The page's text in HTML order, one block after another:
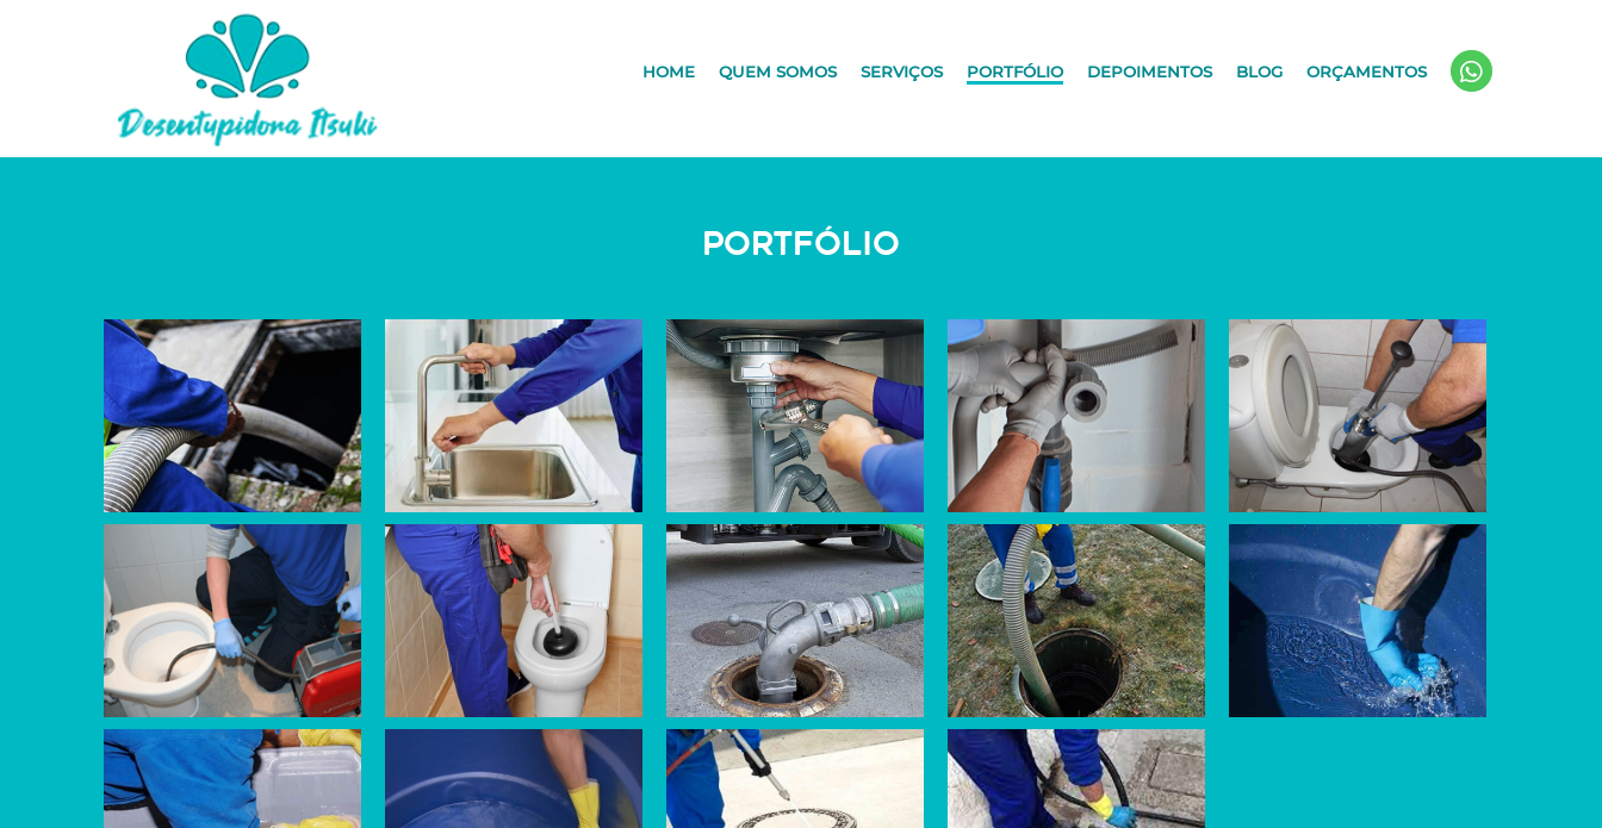
HOME QUEM SOMOS SERVIÇOS PORTFÓLIO DEPOIMENTOS BLOG ORÇAMENTOS
PORTFÓLIO